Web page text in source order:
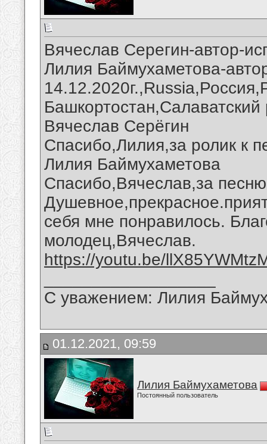
Вячеслав Серегин-автор-
Лилия Баймухаметова-
Вячеслав Серёгин
Спасибо,Лилия,за ролик к
Лилия Баймухаметова
Спасибо,Вячеслав,за
себя мне понравилось.
молодец,Вячеслав.
https://youtu.be/
С уважением: Лилия
01.12.2021, 09:59
Лилия Баймухаметова
Постоянный пользователь